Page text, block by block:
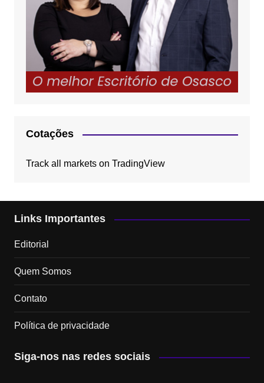
Cotações
Track all markets on TradingView
Links Importantes
Editorial
Quem Somos
Contato
Política de privacidade
Siga-nos nas redes sociais